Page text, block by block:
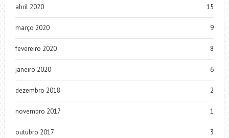
abril 2020 15
março 2020 9
fevereiro 2020 8
janeiro 2020 6
dezembro 2018 2
novembro 2017 1
outubro 2017 3